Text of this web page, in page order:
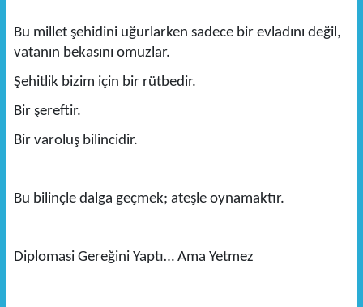
Bu millet şehidini uğurlarken sadece bir evladını değil,
vatanın bekasını omuzlar.
Şehitlik bizim için bir rütbedir.
Bir şereftir.
Bir varoluş bilincidir.
Bu bilinçle dalga geçmek; ateşle oynamaktır.
Diplomasi Gereğini Yaptı… Ama Yetmez